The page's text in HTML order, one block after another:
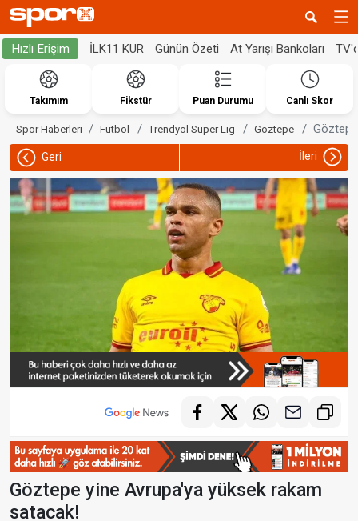
Hızlı Erişim İLK11 KUR Günün Özeti At Yarışı Bankoları
Takımım Fikstür Puan Durumu Canlı Skor
Spor Haberleri Futbol Trendyol Süper Lig Göztepe
Geri İleri
Göztepe yine Avrupa'ya yüksek rakam
satacak!